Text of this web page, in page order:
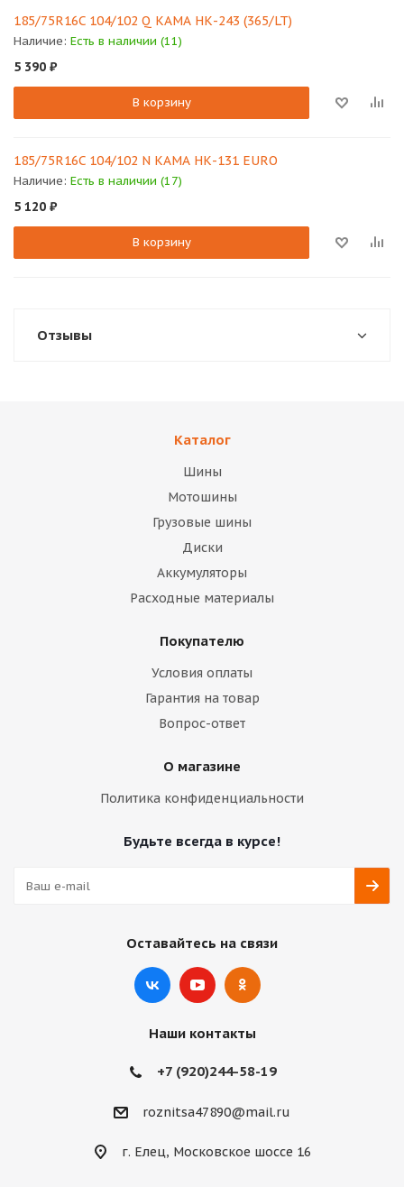
185/75R16C 104/102 Q КАМА НК-243 (365/LT)
Наличие: Есть в наличии (11)
5 390 ₽
В корзину
185/75R16C 104/102 N КАМА НК-131 EURO
Наличие: Есть в наличии (17)
5 120 ₽
В корзину
Отзывы
Каталог
Шины
Мотошины
Грузовые шины
Диски
Аккумуляторы
Расходные материалы
Покупателю
Условия оплаты
Гарантия на товар
Вопрос-ответ
О магазине
Политика конфиденциальности
Будьте всегда в курсе!
Оставайтесь на связи
Наши контакты
+7 (920)244-58-19
roznitsa47890@mail.ru
г. Елец, Московское шоссе 16